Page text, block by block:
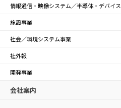
情報通信・映像システム／半導体・デバイス
施設事業
社会／環境システム事業
社外報
開発事業
会社案内